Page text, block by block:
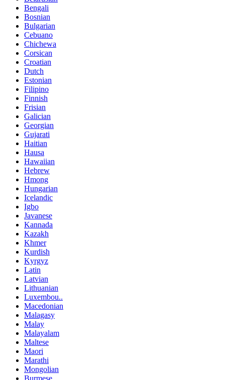
Bengali
Bosnian
Bulgarian
Cebuano
Chichewa
Corsican
Croatian
Dutch
Estonian
Filipino
Finnish
Frisian
Galician
Georgian
Gujarati
Haitian
Hausa
Hawaiian
Hebrew
Hmong
Hungarian
Icelandic
Igbo
Javanese
Kannada
Kazakh
Khmer
Kurdish
Kyrgyz
Latin
Latvian
Lithuanian
Luxembou..
Macedonian
Malagasy
Malay
Malayalam
Maltese
Maori
Marathi
Mongolian